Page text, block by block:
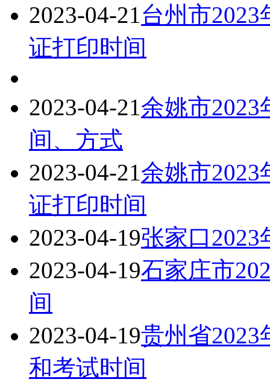
2023-04-21台州市
证打印时间
2023-04-21余姚市
间、方式
2023-04-21余姚市
证打印时间
2023-04-19张家口
2023-04-19石家庄市
间
2023-04-19贵州省
和考试时间